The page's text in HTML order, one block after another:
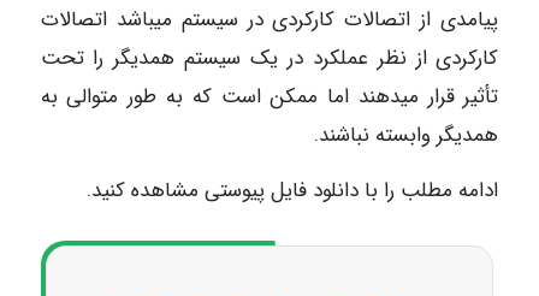
پیامدی از اتصالات کارکردی در سیستم میباشد اتصالات
کارکردی از نظر عملکرد در یک سیستم همدیگر را تحت
تأثیر قرار میدهند اما ممکن است که به طور متوالی به
همدیگر وابسته نباشند.
ادامه مطلب را با دانلود فایل پیوستی مشاهده کنید.